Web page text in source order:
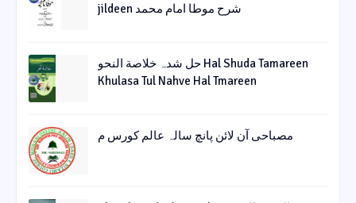
jildeen شرح موطا امام محمد
حل شدہ خلاصة النحو Hal Shuda Tamareen
Khulasa Tul Nahve Hal Tmareen
مصباحی آن لائن پانچ سالہ عالم کورس م